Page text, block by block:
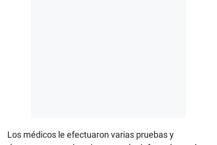
Los médicos le efectuaron varias pruebas y